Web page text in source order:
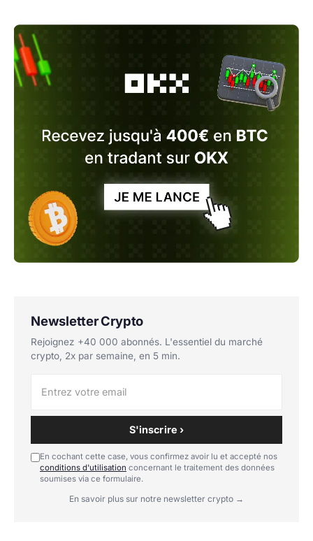
Newsletter Crypto
Rejoignez +40 000 abonnés. L'essentiel du marché
crypto, 2x par semaine, en 5 min.
S'inscrire ›
En cochant cette case, vous confirmez avoir lu et accepté nos
conditions d'utilisation concernant le traitement des données
soumises via ce formulaire.
En savoir plus sur notre newsletter crypto →